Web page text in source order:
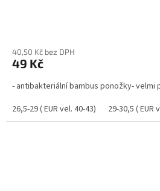
40,50 Kč bez DPH
49 Kč
- antibakteriální bambus ponožky- velmi
26,5-29 ( EUR vel. 40-43)
29-30,5 ( EUR